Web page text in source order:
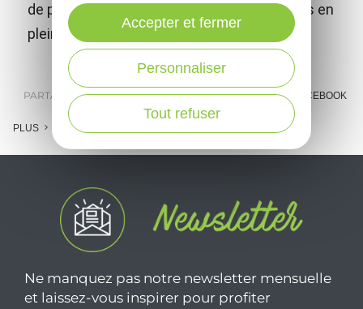
de panoramas exceptionnels et d’aventures en
pleine nature !
PARTAGER : E-MAIL MESSENGER FACEBOOK
PLUS
Ne manquez pas notre newsletter mensuelle
et laissez-vous inspirer pour profiter
Tout refuser
Personnaliser
Accepter et fermer